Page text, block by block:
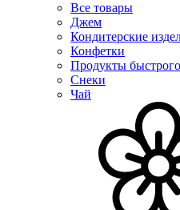
Все товары
Джем
Кондитерские
Конфетки
Продукты
Снеки
Чай